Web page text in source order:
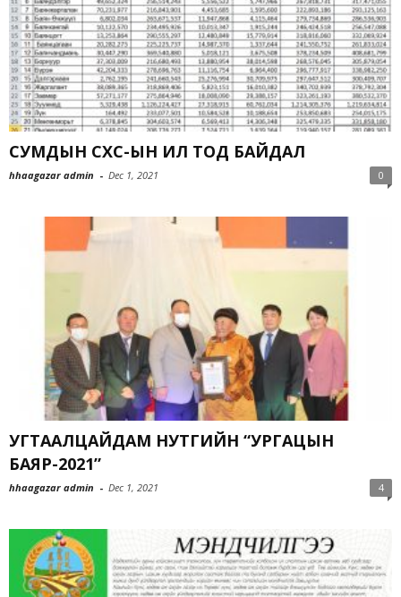
СУМДЫН СХС-ЫН ИЛ ТОД БАЙДАЛ
hhaagazar admin - Dec 1, 2021 0
УГТААЛЦАЙДАМ НУТГИЙН “УРГАЦЫН
БАЯР-2021”
hhaagazar admin - Dec 1, 2021 4